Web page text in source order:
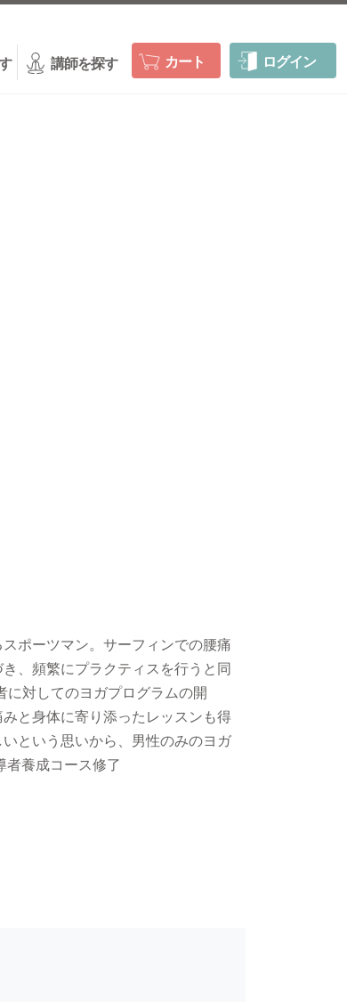
講師を探す カート ログイン
ポーツマン。サーフィンでの腰痛
、頻繁にプラクティスを行うと同
対してのヨガプログラムの開
と身体に寄り添ったレッスンも得
という思いから、男性のみのヨガ
者養成コース修了